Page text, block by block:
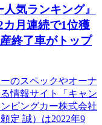
気ランキング』
月連続で1位獲
終了車がトップ
のスペックやオーナ
情報サイト「キャン
ピングカー株式会社
定 誠）は2022年9